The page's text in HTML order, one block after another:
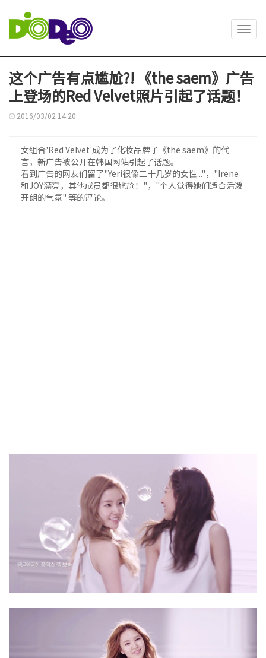
这个广告有点尴尬?! 《the saem》广告
上登场的Red Velvet照片引起了话题！
2016/03/02 14:20
女组合'Red Velvet'成为了化妆品牌子《the saem》的代
言，新广告被公开在韩国网站引起了话题。
看到广告的网友们留了"Yeri很像二十几岁的女性..."，"Irene
和JOY漂亮，其他成员都很尴尬！"，"个人觉得她们适合活泼
开朗的气氛" 等的评论。